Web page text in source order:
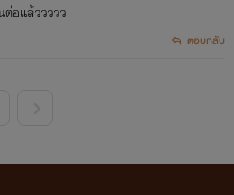
อแล้ววววว
ตอบกลับ